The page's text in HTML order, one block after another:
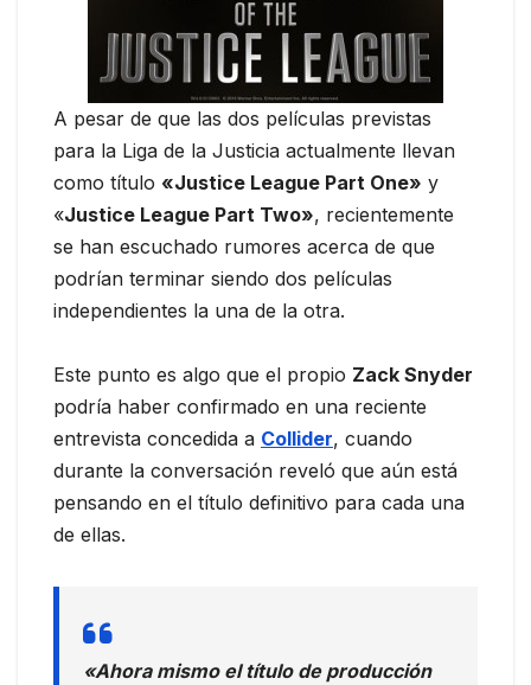
A pesar de que las dos películas previstas
para la Liga de la Justicia actualmente llevan
como título «Justice League Part One» y
«Justice League Part Two», recientemente
se han escuchado rumores acerca de que
podrían terminar siendo dos películas
independientes la una de la otra.
Este punto es algo que el propio Zack Snyder
podría haber confirmado en una reciente
entrevista concedida a Collider, cuando
durante la conversación reveló que aún está
pensando en el título definitivo para cada una
de ellas.
«Ahora mismo el título de producción